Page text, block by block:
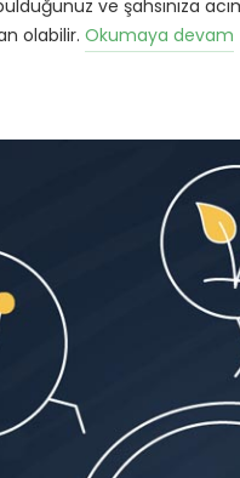
ve şahsınıza
olabilir. Okumaya devam